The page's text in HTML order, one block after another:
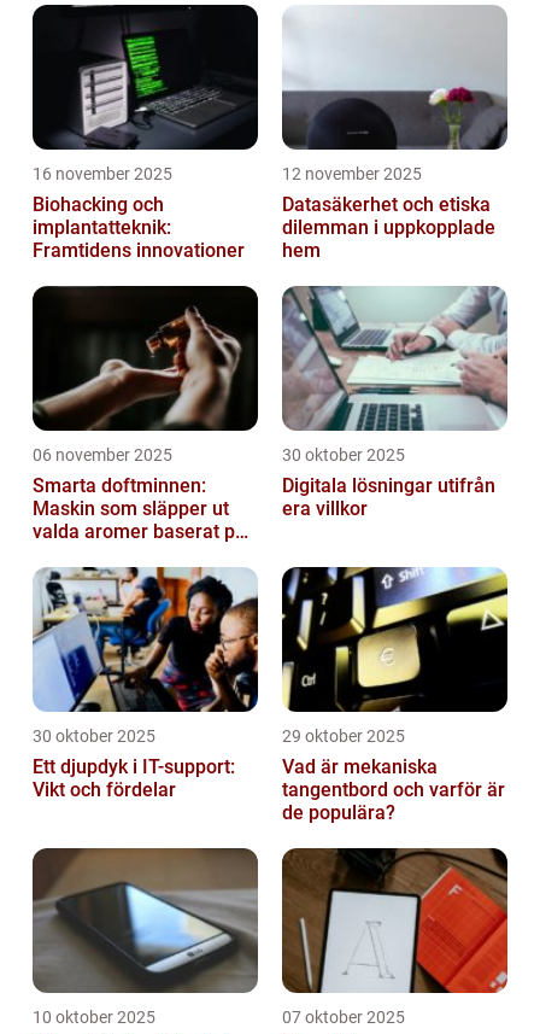
16 november 2025
Biohacking och
implantatteknik:
Framtidens innovationer
12 november 2025
Datasäkerhet och etiska
dilemman i uppkopplade
hem
06 november 2025
Smarta doftminnen:
Maskin som släpper ut
valda aromer baserat på
30 oktober 2025
Digitala lösningar utifrån
era villkor
30 oktober 2025
Ett djupdyk i IT-support:
Vikt och fördelar
29 oktober 2025
Vad är mekaniska
tangentbord och varför är
de populära?
10 oktober 2025 07 oktober 2025